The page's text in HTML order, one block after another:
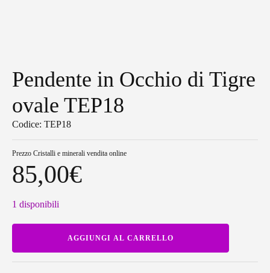
Pendente in Occhio di Tigre
ovale TEP18
Codice: TEP18
Prezzo Cristalli e minerali vendita online
85,00€
1 disponibili
Occhio
di
AGGIUNGI AL CARRELLO